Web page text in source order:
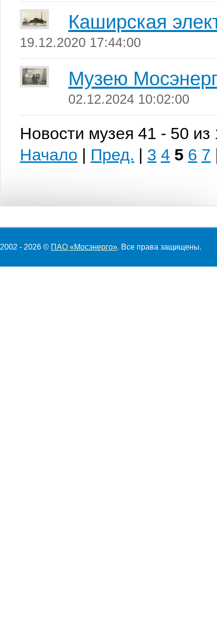
Каширская
19.12.2020 17:44:00
Музею
02.12.2024 10:02:00
Новости музея 41 - 50 из
Начало | Пред. | 3 4 5 6 7
2002 - 2026 © ПАО «Мосэнерго». Все права защищены.